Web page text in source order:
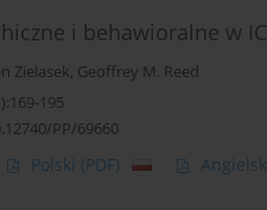
i behawioralne w
Zielasek, Geoffrey M. Reed
195
PP/69660
Polski (PDF)